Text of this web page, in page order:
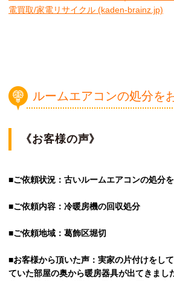
電買取/家電リサイクル (kaden-brainz.jp)
ルームエアコンの処分を
《お客様の声》
■ご依頼状況：古いルームエアコンの処分
■ご依頼内容：冷暖房機の回収処分
■ご依頼地域：葛飾区堀切
■お客様から頂いた声：実家の片付けをし
ていた部屋の奥から暖房器具が出てきまし